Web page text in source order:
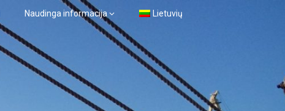
Naudinga informacija Lietuvių